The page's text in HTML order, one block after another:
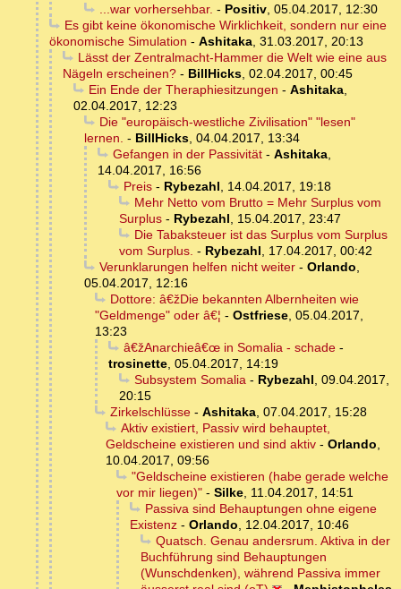
...war vorhersehbar. - Positiv, 05.04.2017, 12:30
Es gibt keine ökonomische Wirklichkeit, sondern nur eine
ökonomische Simulation - Ashitaka, 31.03.2017, 20:13
Lässt der Zentralmacht-Hammer die Welt wie eine aus
Nägeln erscheinen? - BillHicks, 02.04.2017, 00:45
Ein Ende der Theraphiesitzungen - Ashitaka,
02.04.2017, 12:23
Die "europäisch-westliche Zivilisation" "lesen"
lernen. - BillHicks, 04.04.2017, 13:34
Gefangen in der Passivität- Ashitaka,
14.04.2017, 16:56
Preis- Rybezahl, 14.04.2017, 19:18
Mehr Netto vom Brutto = Mehr Surplus vom
Surplus - Rybezahl, 15.04.2017, 23:47
Die Tabaksteuer ist das Surplus vom Surplus
vom Surplus. - Rybezahl, 17.04.2017, 00:42
Verunklarungen helfen nicht weiter- Orlando,
05.04.2017, 12:16
Dottore: â€žDie bekannten Albernheiten wie
"Geldmenge" oder â€¦ - Ostfriese, 05.04.2017,
13:23
â€žAnarchieâ€œ in Somalia - schade-
trosinette, 05.04.2017, 14:19
Subsystem Somalia- Rybezahl, 09.04.2017,
20:15
Zirkelschlüsse- Ashitaka, 07.04.2017, 15:28
Aktiv existiert, Passiv wird behauptet,
Geldscheine existieren und sind aktiv - Orlando,
10.04.2017, 09:56
"Geldscheine existieren (habe gerade welche
vor mir liegen)" - Silke, 11.04.2017, 14:51
Passiva sind Behauptungen ohne eigene
Existenz - Orlando, 12.04.2017, 10:46
Quatsch. Genau andersrum. Aktiva in der
Buchführung sind Behauptungen
(Wunschdenken), während Passiva immer